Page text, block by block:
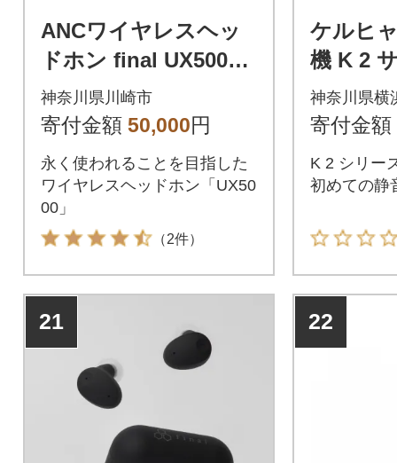
ANCワイヤレスヘッ
ドホン final UX5000
シリーズ最新
神奈川県川崎市
寄付金額 50,000円
永く使われることを目指した
ワイヤレスヘッドホン「UX50
00」
（2件）
ケルヒ
機 K 2
量設計
能な静
神奈川県横
寄付金額
K 2 シリー
初めての静
21 22